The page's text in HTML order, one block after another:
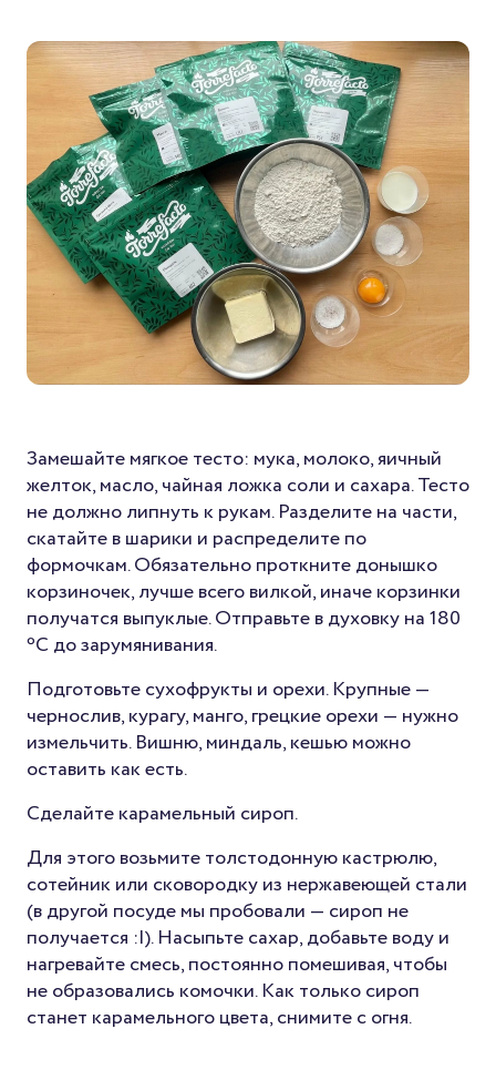
Замешайте мягкое тесто: мука, молоко, яичный
желток, масло, чайная ложка соли и сахара. Тесто
не должно липнуть к рукам. Разделите на части,
скатайте в шарики и распределите по
формочкам. Обязательно проткните донышко
корзиночек, лучше всего вилкой, иначе корзинки
получатся выпуклые. Отправьте в духовку на 180
ºС до зарумянивания.
Подготовьте сухофрукты и орехи. Крупные —
чернослив, курагу, манго, грецкие орехи — нужно
измельчить. Вишню, миндаль, кешью можно
оставить как есть.
Сделайте карамельный сироп.
Для этого возьмите толстодонную кастрюлю,
сотейник или сковородку из нержавеющей стали
(в другой посуде мы пробовали — сироп не
получается :|). Насыпьте сахар, добавьте воду и
нагревайте смесь, постоянно помешивая, чтобы
не образовались комочки. Как только сироп
станет карамельного цвета, снимите с огня.